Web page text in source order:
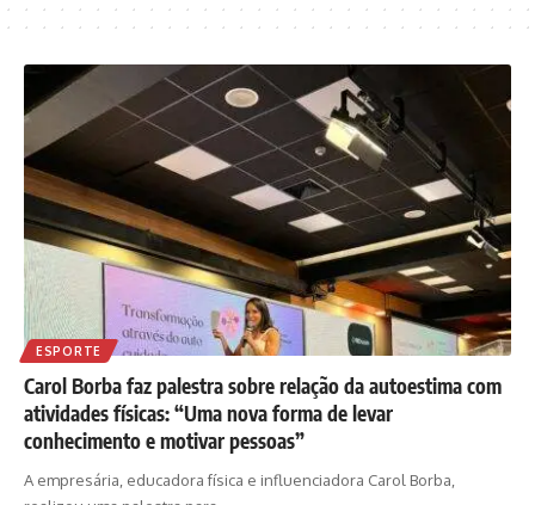
ESPORTE
Carol Borba faz palestra sobre relação da autoestima com
atividades físicas: “Uma nova forma de levar
conhecimento e motivar pessoas”
A empresária, educadora física e influenciadora Carol Borba,